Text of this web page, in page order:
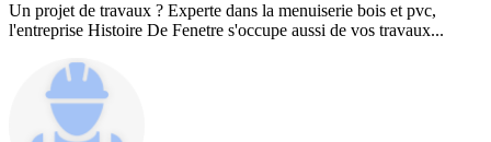
Un projet de travaux ? Experte dans la menuiserie bois et pvc,
l'entreprise Histoire De Fenetre s'occupe aussi de vos travaux...